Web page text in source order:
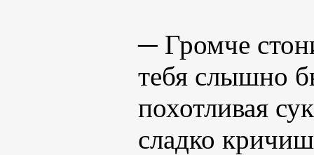
─ Громче
тебя слышно
похотливая
сладко